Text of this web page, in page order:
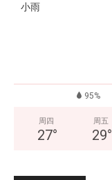
小雨
95%
周四
27°
周五
29°